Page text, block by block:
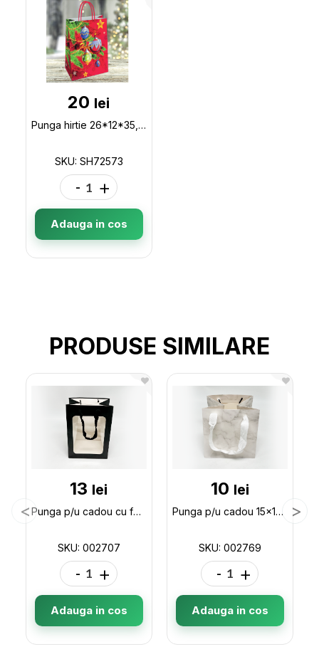
20 lei
Punga hirtie 26*12*35, NORA SH72573
SKU: SH72573
- +
Adauga in cos
PRODUSE SIMILARE
13 lei
Punga p/u cadou cu fereastra 25*18*13 ML32-2 002707
SKU: 002707
- +
Adauga in cos
10 lei
Punga p/u cadou 15x15x15 (ML32-5) 002769
SKU: 002769
- +
Adauga in cos